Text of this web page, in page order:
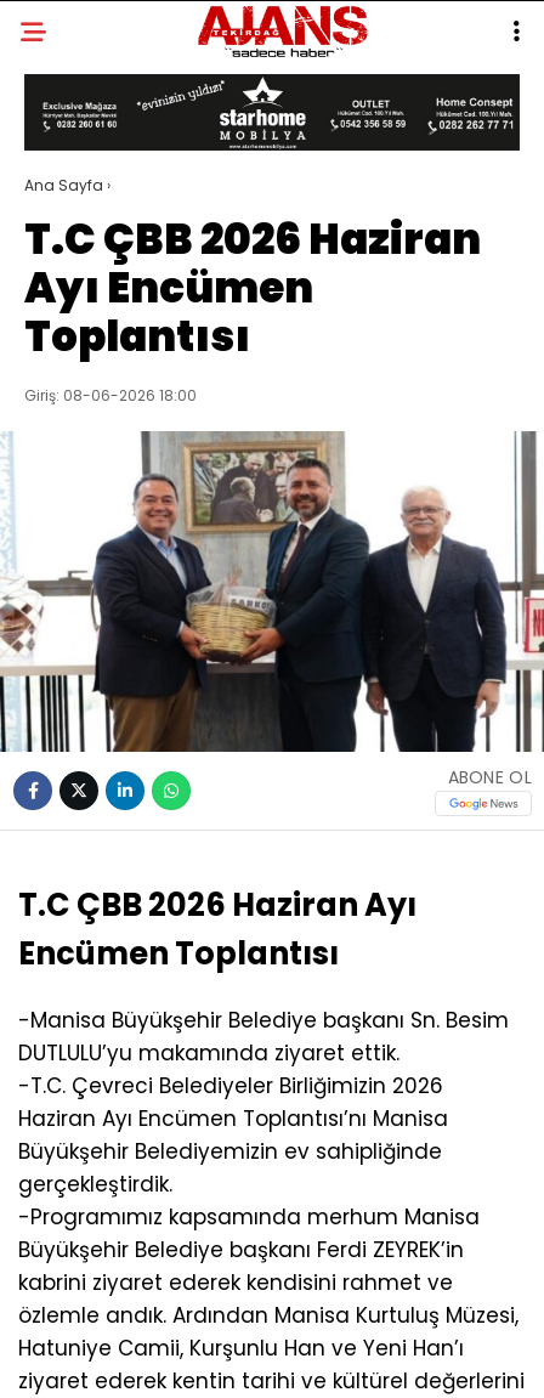
Ana Sayfa ›
T.C ÇBB 2026 Haziran
Ayı Encümen
Toplantısı
Giriş: 08-06-2026 18:00
ABONE OL
T.C ÇBB 2026 Haziran Ayı
Encümen Toplantısı
-Manisa Büyükşehir Belediye başkanı Sn. Besim
DUTLULU’yu makamında ziyaret ettik.
-T.C. Çevreci Belediyeler Birliğimizin 2026
Haziran Ayı Encümen Toplantısı’nı Manisa
Büyükşehir Belediyemizin ev sahipliğinde
gerçekleştirdik.
-Programımız kapsamında merhum Manisa
Büyükşehir Belediye başkanı Ferdi ZEYREK’in
kabrini ziyaret ederek kendisini rahmet ve
özlemle andık. Ardından Manisa Kurtuluş Müzesi,
Hatuniye Camii, Kurşunlu Han ve Yeni Han’ı
ziyaret ederek kentin tarihi ve kültürel değerlerini